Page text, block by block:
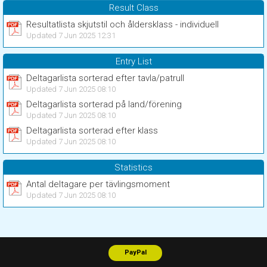
Result Class
Resultatlista skjutstil och åldersklass - individuell
Updated 7 Jun 2025 12:31
Entry List
Deltagarlista sorterad efter tavla/patrull
Updated 7 Jun 2025 08:10
Deltagarlista sorterad på land/förening
Updated 7 Jun 2025 08:10
Deltagarlista sorterad efter klass
Updated 7 Jun 2025 08:10
Statistics
Antal deltagare per tävlingsmoment
Updated 7 Jun 2025 08:10
PayPal